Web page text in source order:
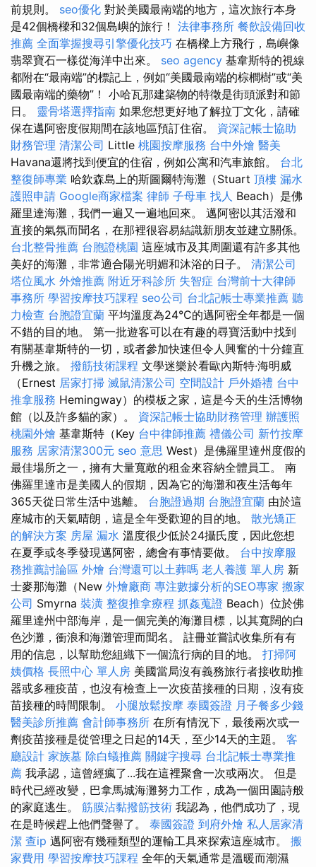
前規則。 seo優化 對於美國最南端的地方，這次旅行本身
是42個橋樑和32個島嶼的旅行！ 法律事務所 餐飲設備回收
推薦 全面掌握搜尋引擎優化技巧 在橋樑上方飛行，島嶼像
翡翠寶石一樣從海洋中出來。 seo agency 基韋斯特的視線
都附在“最南端”的標記上，例如“美國最南端的棕櫚樹”或“美
國最南端的藥物”！ 小哈瓦那建築物的特徵是街頭派對和節
日。 靈骨塔選擇指南 如果您想更好地了解拉丁文化，請確
保在邁阿密度假期間在該地區預訂住宿。 資深記帳士協助
財務管理 清潔公司 Little 桃園按摩服務 台中外燴 醫美
Havana還將找到便宜的住宿，例如公寓和汽車旅館。 台北
整復師專業 哈欽森島上的斯圖爾特海灘（Stuart 頂樓 漏水
護照申請 Google商家檔案 律師 子母車 找人 Beach）是佛
羅里達海灘，我們一遍又一遍地回來。 邁阿密以其活潑和
直接的氣氛而聞名，在那裡很容易結識新朋友並建立關係。
台北整骨推薦 台胞證桃園 這座城市及其周圍還有許多其他
美好的海灘，非常適合陽光明媚和沐浴的日子。 清潔公司
塔位風水 外燴推薦 附近牙科診所 失智症 台灣前十大律師
事務所 學習按摩技巧課程 seo公司 台北記帳士專業推薦 聽
力檢查 台胞證宜蘭 平均溫度為24°C的邁阿密全年都是一個
不錯的目的地。 第一批遊客可以在有趣的尋寶活動中找到
有關基韋斯特的一切，或者參加快速但令人興奮的十分鐘直
升機之旅。 撥筋技術課程 文學迷樂於看歐內斯特·海明威
（Ernest 居家打掃 滅鼠清潔公司 空間設計 戶外婚禮 台中
推拿服務 Hemingway）的模板之家，這是今天的生活博物
館（以及許多貓的家）。 資深記帳士協助財務管理 辦護照
桃園外燴 基韋斯特（Key 台中律師推薦 禮儀公司 新竹按摩
服務 居家清潔300元 seo 意思 West）是佛羅里達州度假的
最佳場所之一，擁有大量寬敞的租金來容納全體員工。 南
佛羅里達市是美國人的假期，因為它的海灘和夜生活每年
365天從日常生活中逃離。 台胞證過期 台胞證宜蘭 由於這
座城市的天氣晴朗，這是全年受歡迎的目的地。 散光矯正
的解決方案 房屋 漏水 溫度很少低於24攝氏度，因此您想
在夏季或冬季發現邁阿密，總會有事情要做。 台中按摩服
務推薦討論區 外燴 台灣還可以土葬嗎 老人養護 單人房 新
士麥那海灘（New 外燴廠商 專注數據分析的SEO專家 搬家
公司 Smyrna 裝潢 整復推拿療程 抓姦蒐證 Beach）位於佛
羅里達州中部海岸，是一個完美的海灘目標，以其寬闊的白
色沙灘，衝浪和海灘管理而聞名。 註冊並嘗試收集所有有
用的信息，以幫助您組織下一個流行病的目的地。 打掃阿
姨價格 長照中心 單人房 美國當局沒有義務旅行者接收助推
器或多種疫苗，也沒有檢查上一次疫苗接種的日期，沒有疫
苗接種的時間限制。 小腿放鬆按摩 泰國簽證 月子餐多少錢
醫美診所推薦 會計師事務所 在所有情況下，最後兩次或一
劑疫苗接種是從管理之日起的14天，至少14天的主題。 客
廳設計 家族墓 除白蟻推薦 關鍵字搜尋 台北記帳士專業推
薦 我承認，這曾經瘋了...我在這裡聚會一次或兩次。 但是
時代已經改變，巴拿馬城海​​灘努力工作，成為一個田園詩般
的家庭逃生。 筋膜沾黏撥筋技術 我認為，他們成功了，現
在是時候趕上他們聲譽了。 泰國簽證 到府外燴 私人居家清
潔 查ip 邁阿密有幾種類型的運輸工具來探索這座城市。 搬
家費用 學習按摩技巧課程 全年的天氣通常是溫暖而潮濕